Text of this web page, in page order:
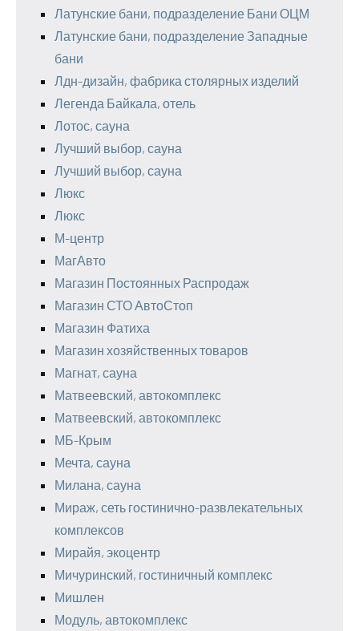
Латунские бани, подразделение Бани ОЦМ
Латунские бани, подразделение Западные
бани
Лдн-дизайн, фабрика столярных изделий
Легенда Байкала, отель
Лотос, сауна
Лучший выбор, сауна
Лучший выбор, сауна
Люкс
Люкс
М-центр
МагАвто
Магазин Постоянных Распродаж
Магазин СТО АвтоСтоп
Магазин Фатиха
Магазин хозяйственных товаров
Магнат, сауна
Матвеевский, автокомплекс
Матвеевский, автокомплекс
МБ-Крым
Мечта, сауна
Милана, сауна
Мираж, сеть гостинично-развлекательных
комплексов
Мирайя, экоцентр
Мичуринский, гостиничный комплекс
Мишлен
Модуль, автокомплекс